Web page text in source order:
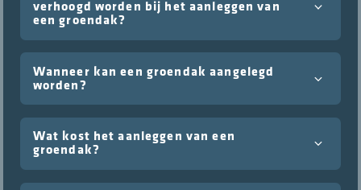
verhoogd worden bij het aanleggen van
een groendak?
Wanneer kan een groendak aangelegd
worden?
Wat kost het aanleggen van een
groendak?